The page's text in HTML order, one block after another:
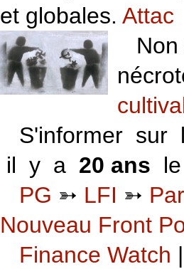
et globales. Attac
Non
S'informer
il y a 20 ans le
PG ➳ LFI ➳
Nouveau Front
Finance Watch